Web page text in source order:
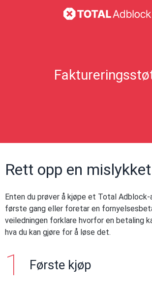
Rett opp en
Enten du prøver å kjøpe et Total
første gang eller foretar en
veiledningen forklare hvorfor en betaling
hva du kan gjøre for å løse det.
Første kjøp